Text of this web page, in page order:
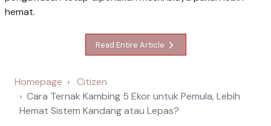
hemat.
Read Entire Article
Homepage
Citizen
Cara Ternak Kambing 5 Ekor untuk Pemula, Lebih
Hemat Sistem Kandang atau Lepas?